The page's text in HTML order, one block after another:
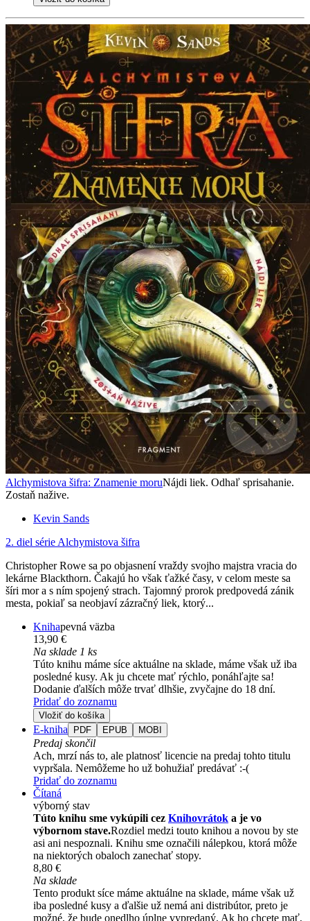
Alchymistova šifra: Znamenie moruNájdi liek. Odhaľ sprisahanie.
Zostaň nažive.
Kevin Sands
2. diel série Alchymistova šifra
Christopher Rowe sa po objasnení vraždy svojho majstra vracia do
lekárne Blackthorn. Čakajú ho však ťažké časy, v celom meste sa
šíri mor a s ním spojený strach. Tajomný prorok predpovedá zánik
mesta, pokiaľ sa neobjaví zázračný liek, ktorý...
Knihapevná väzba
13,90 €
Na sklade 1 ks
Túto knihu máme síce aktuálne na sklade, máme však už iba
posledné kusy. Ak ju chcete mať rýchlo, ponáhľajte sa!
Dodanie ďalších môže trvať dlhšie, zvyčajne do 18 dní.
Pridať do zoznamu
Vložiť do košíka
E-kniha PDF EPUB MOBI
Predaj skončil
Ach, mrzí nás to, ale platnosť licencie na predaj tohto titulu
vypršala. Nemôžeme ho už bohužiaľ predávať :-(
Pridať do zoznamu
Čítaná
výborný stav
Túto knihu sme vykúpili cez Knihovrátok a je vo
výbornom stave.Rozdiel medzi touto knihou a novou by ste
asi ani nespoznali. Knihu sme označili nálepkou, ktorá môže
na niektorých obaloch zanechať stopy.
8,80 €
Na sklade
Tento produkt síce máme aktuálne na sklade, máme však už
iba posledné kusy a ďalšie už nemá ani distribútor, preto je
možné, že bude onedlho úplne vypredaný. Ak ho chcete mať,